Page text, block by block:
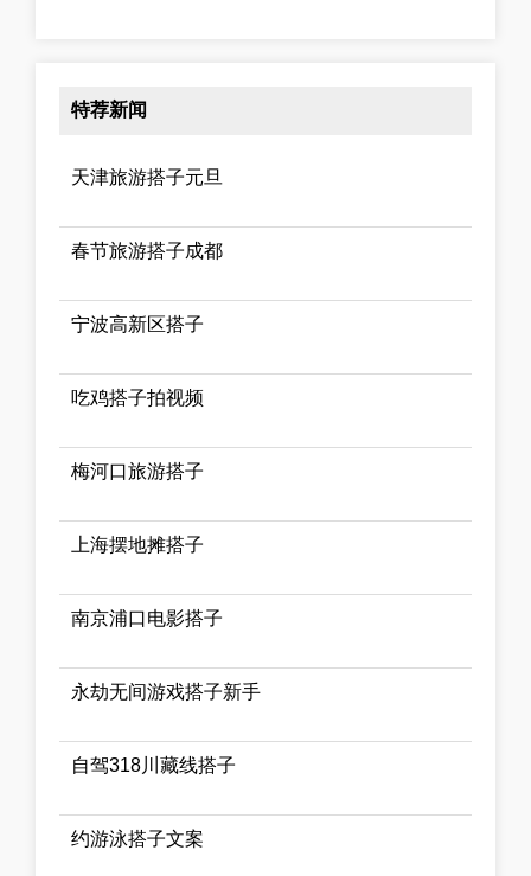
特荐新闻
天津旅游搭子元旦
春节旅游搭子成都
宁波高新区搭子
吃鸡搭子拍视频
梅河口旅游搭子
上海摆地摊搭子
南京浦口电影搭子
永劫无间游戏搭子新手
自驾318川藏线搭子
约游泳搭子文案